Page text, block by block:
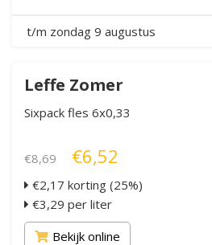
t/m zondag 9 augustus
Leffe Zomer
Sixpack fles 6x0,33
€8,69 €6,52
€2,17 korting (25%)
€3,29 per liter
Bekijk online